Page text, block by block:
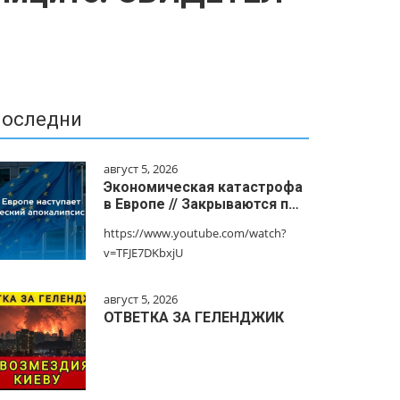
август 5, 2026
Экономическая катастрофа
в Европе // Закрываются п…
https://www.youtube.com/watch?
v=TFJE7DKbxjU
август 5, 2026
ОТВЕТКА ЗА ГЕЛЕНДЖИК